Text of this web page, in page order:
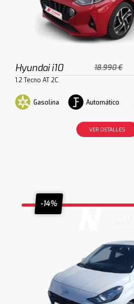
Hyundai i10 18.990 €
1.2 Tecno AT 2C
Gasolina Automático
VER DETALLES
-14%